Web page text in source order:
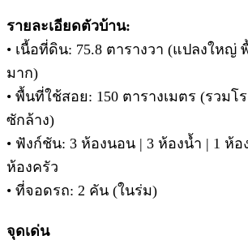
รายละเอียดตัวบ้าน:
• เนื้อที่ดิน: 75.8 ตารางวา (แปลงใหญ่
มาก)
• พื้นที่ใช้สอย: 150 ตารางเมตร (รวม
ซักล้าง)
• ฟังก์ชัน: 3 ห้องนอน | 3 ห้องน้ำ | 1 ห้อ
ห้องครัว
• ที่จอดรถ: 2 คัน (ในร่ม)
จุดเด่น